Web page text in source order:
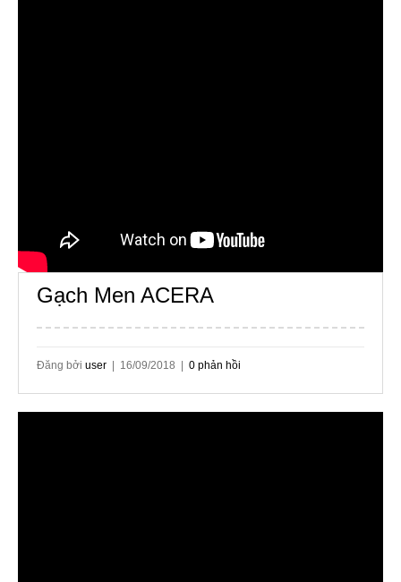
Gạch Men ACERA
Đăng bởi user | 16/09/2018 | 0 phản hồi